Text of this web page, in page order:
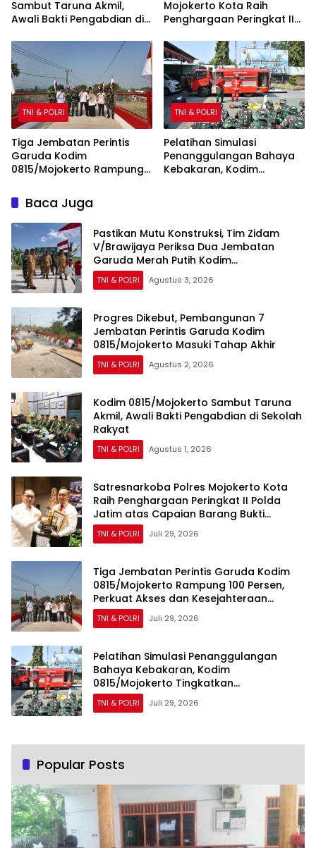
Sambut Taruna Akmil,
Awali Bakti Pengabdian di
Mojokerto Kota Raih
Penghargaan Peringkat II
Barang Bukti Narkoba
Terbanyak
TNI & POLRI
Tiga Jembatan Perintis
Garuda Kodim
0815/Mojokerto Rampung
dan Kesejahteraan Warga
TNI & POLRI
Pelatihan Simulasi
Penanggulangan Bahaya
Kebakaran, Kodim
Baca Juga
Pastikan Mutu Konstruksi, Tim Zidam
V/Brawijaya Periksa Dua Jembatan
Garuda Merah Putih Kodim
0815/Mojokerto
TNI & POLRI Agustus 3, 2026
Progres Dikebut, Pembangunan 7
Jembatan Perintis Garuda Kodim
0815/Mojokerto Masuki Tahap Akhir
TNI & POLRI Agustus 2, 2026
Kodim 0815/Mojokerto Sambut Taruna
Akmil, Awali Bakti Pengabdian di Sekolah
Rakyat
TNI & POLRI Agustus 1, 2026
Satresnarkoba Polres Mojokerto Kota
Raih Penghargaan Peringkat II Polda
Jatim atas Capaian Barang Bukti
Narkoba Terbanyak
TNI & POLRI Juli 29, 2026
Tiga Jembatan Perintis Garuda Kodim
0815/Mojokerto Rampung 100 Persen,
Perkuat Akses dan Kesejahteraan
Warga
TNI & POLRI Juli 29, 2026
Pelatihan Simulasi Penanggulangan
Bahaya Kebakaran, Kodim
0815/Mojokerto Tingkatkan
Kesiapsiagaan Personel Hadapi Situasi
Darurat
TNI & POLRI Juli 29, 2026
Popular Posts